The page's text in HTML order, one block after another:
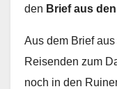
den Brief aus
Aus dem Brief
Reisenden zum
noch in den